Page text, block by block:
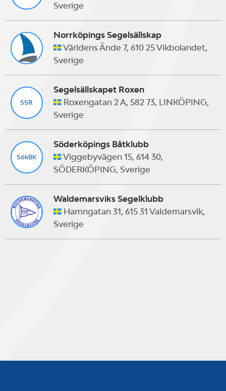
Sverige
Norrköpings Segelsällskap
Världens Ände 7, 610 25 Vikbolandet,
Sverige
SSR
Segelsällskapet Roxen
Roxengatan 2 A, 582 73, LINKÖPING,
Sverige
SökBK
Söderköpings Båtklubb
Viggebyvägen 15, 614 30,
SÖDERKÖPING, Sverige
Waldemarsviks Segelklubb
Hamngatan 31, 615 31 Valdemarsvik,
Sverige